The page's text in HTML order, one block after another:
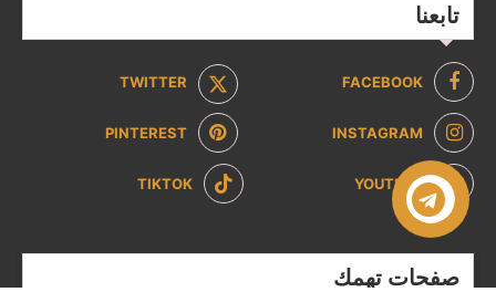
تابعنا
FACEBOOK
TWITTER
INSTAGRAM
PINTEREST
YOUTUBE
TIKTOK
صفحات تهمك